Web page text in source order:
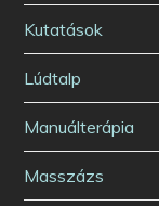
Kutatások
Lúdtalp
Manuálterápia
Masszázs